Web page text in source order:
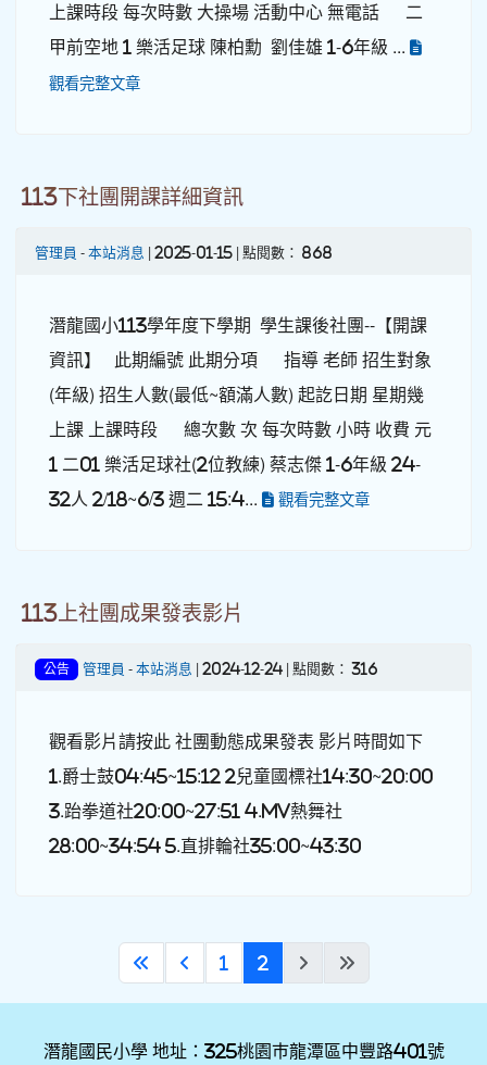
上課時段 每次時數 大操場 活動中心 無電話 二
甲前空地 1 樂活足球 陳柏勳 劉佳雄 1-6年級 ...
觀看完整文章
113下社團開課詳細資訊
管理員 - 本站消息 | 2025-01-15 | 點閱數： 868
潛龍國小113學年度下學期 學生課後社團--【開課
資訊】 此期編號 此期分項 指導 老師 招生對象
(年級) 招生人數(最低~額滿人數) 起訖日期 星期幾
上課 上課時段 總次數 次 每次時數 小時 收費 元
1 二01 樂活足球社(2位教練) 蔡志傑 1-6年級 24-
32人 2/18~6/3 週二 15:4...
觀看完整文章
113上社團成果發表影片
公告 管理員 - 本站消息 | 2024-12-24 | 點閱數： 316
觀看影片請按此 社團動態成果發表 影片時間如下
1.爵士鼓04:45~15:12 2兒童國標社14:30~20:00
3.跆拳道社20:00~27:51 4.MV熱舞社
28:00~34:54 5.直排輪社35:00~43:30
« ‹ 1 2(current)
› »
潛龍國民小學 地址：325桃園巿龍潭區中豐路401號